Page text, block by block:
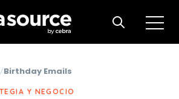
Open
Open search
Birthday Emails
Y NEGOCIO